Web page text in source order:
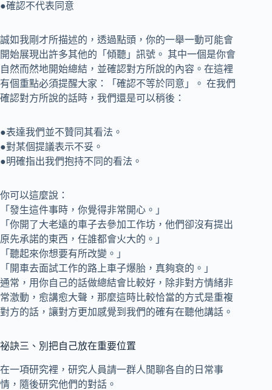
●確認不代表同意
誠如我剛才所描述的，透過點頭，你的一舉一動可能會
開始展現出許多其他的「傾聽」訊號。 其中一個是你會
自然而然地開始總結，並確認對方所說的內容。在這裡
有個重點必須提醒大家：「確認不等於同意」。 在我們
確認對方所說的話時，我們還是可以稍後：
●表達我們並不贊同其看法。
●對某個提議表示不妥。
●明確指出我們抱持不同的看法。
你可以這麼說：
「發生這件事時，你覺得非常開心。」
「你開了大老遠的車子去參加工作坊，他們卻沒有提出
原先承諾的東西，任誰都會火大的。」
「聽起來你想要有所改變。」
「開車去面試工作的路上車子爆胎，真夠衰的。」
通常，用你自己的話做總結會比較好，除非對方情緒非
常激動，愈講愈大聲，那麼這時比較恰當的方式是重複
對方的話，讓對方更加感覺到我們的確有在聽他講話。
祕訣三、別把自己放在重要位置
在一項研究裡，研究人員請一群人閒聊各自的日常事
情，隨後研究他們的對話。